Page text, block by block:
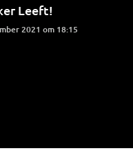
Leeft!
2021 om 18:15